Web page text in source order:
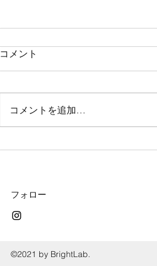
コメント
コメントを追加…
フォロー
©2021 by BrightLab.